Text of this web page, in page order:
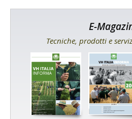
E-
Tecniche, prodotti e